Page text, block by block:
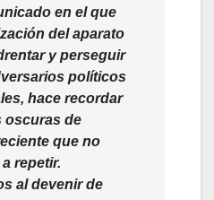
en el que
del aparato
y perseguir
políticos
hace recordar
oscuras de
que no
repetir.
al devenir de